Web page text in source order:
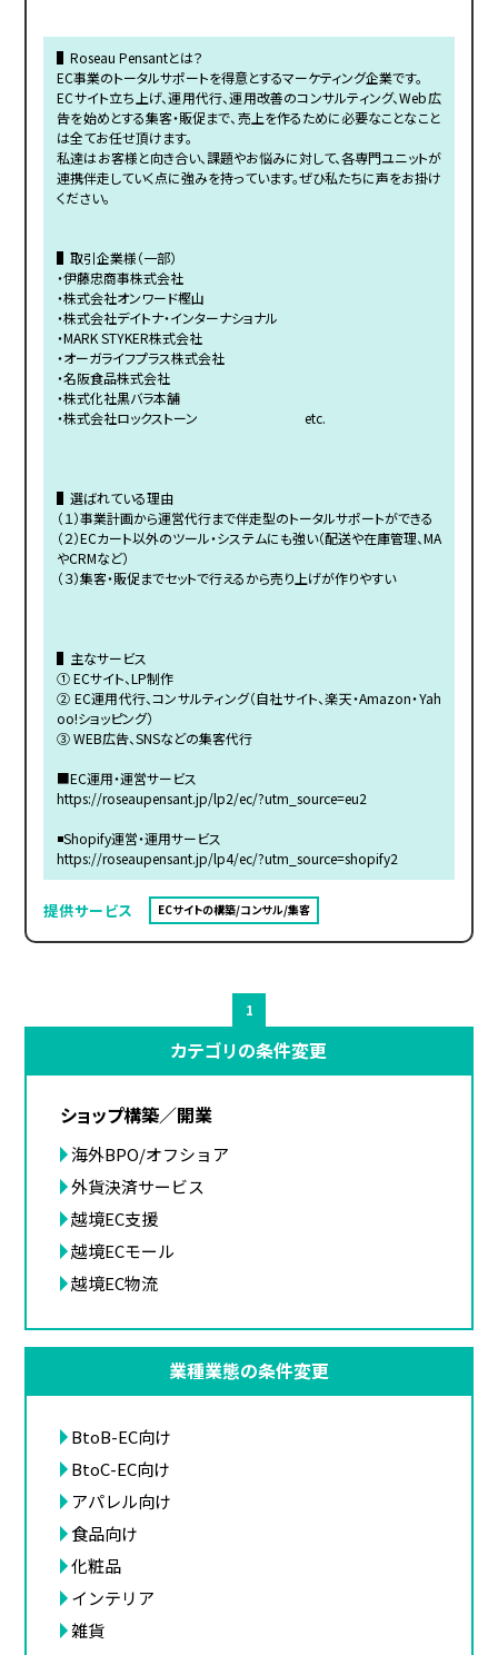
▌Roseau Pensantとは？
EC事業のトータルサポートを得意とするマーケティング企業です。
ECサイト立ち上げ、運用代行、運用改善のコンサルティング、Web広
告を始めとする集客・販促まで、売上を作るために必要なことなこと
は全てお任せ頂けます。
私達はお客様と向き合い、課題やお悩みに対して、各専門ユニットが
連携伴走していく点に強みを持っています。ぜひ私たちに声をお掛け
ください。
▌取引企業様（一部）
・伊藤忠商事株式会社
・株式会社オンワード樫山
・株式会社デイトナ・インターナショナル
・MARK STYKER株式会社
・オーガライフプラス株式会社
・名阪食品株式会社
・株式化社黒バラ本舗
・株式会社ロックストーン etc.
▌選ばれている理由
（１）事業計画から運営代行まで伴走型のトータルサポートができる
（２）ECカート以外のツール・システムにも強い（配送や在庫管理、MA
やCRMなど）
（３）集客・販促までセットで行えるから売り上げが作りやすい
▌主なサービス
① ECサイト、LP制作
② EC運用代行、コンサルティング（自社サイト、楽天・Amazon・Yah
oo!ショッピング）
③ WEB広告、SNSなどの集客代行
■EC運用・運営サービス
https://roseaupensant.jp/lp2/ec/?utm_source=eu2
◾️Shopify運営・運用サービス
https://roseaupensant.jp/lp4/ec/?utm_source=shopify2
提供サービス ECサイトの構築/コンサル/集客
1
カテゴリの条件変更
ショップ構築／開業
海外BPO/オフショア
外貨決済サービス
越境EC支援
越境ECモール
越境EC物流
業種業態の条件変更
BtoB-EC向け
BtoC-EC向け
アパレル向け
食品向け
化粧品
インテリア
雑貨